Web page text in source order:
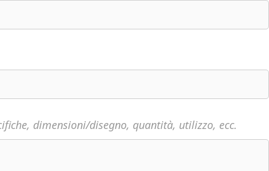
dimensioni/disegno, quantità, utilizzo, ecc.